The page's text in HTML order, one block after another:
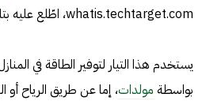
whatis.techtarget.com، اطّلع عليه بتاريخ 25-4-2019[/footnote]
يستخدم هذا التيار لتوفير الطاقة في
بواسطة مولدات، إما عن طريق الرياح أو